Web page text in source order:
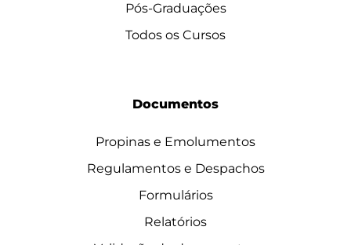
Pós-Graduações
Todos os Cursos
Documentos
Propinas e Emolumentos
Regulamentos e Despachos
Formulários
Relatórios